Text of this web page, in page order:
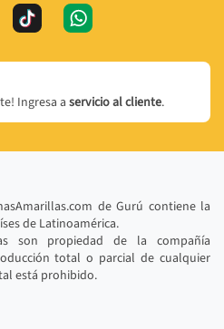
Ingresa a servicio al cliente.
de Gurú contiene la
de Latinoamérica.
son propiedad de la compañía
total o parcial de cualquier
está prohibido.